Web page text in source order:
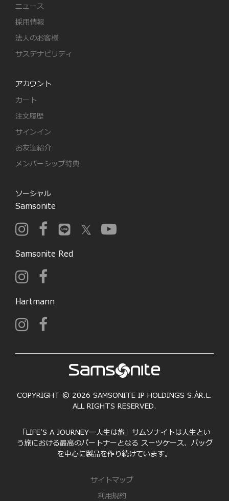
ニュース
採用情報
法人のお客様
サステナビリティ
アカウント
カート
注文履歴
サインイン
お友達紹介
メンバーシップ特典
ソーシャル
Samsonite
Samsonite Red
Hartmann
COPYRIGHT © 2026 SAMSONITE IP HOLDINGS S.ÀR.L.
ALL RIGHTS RESERVED.
「LIFE'S A JOURNEY―人生は旅」サムソナイトは人生とい
う旅における最高のパートナーとなる スーツケース、バッグ
を中心に製品を作り続けています。
サイトマップ
利用規約